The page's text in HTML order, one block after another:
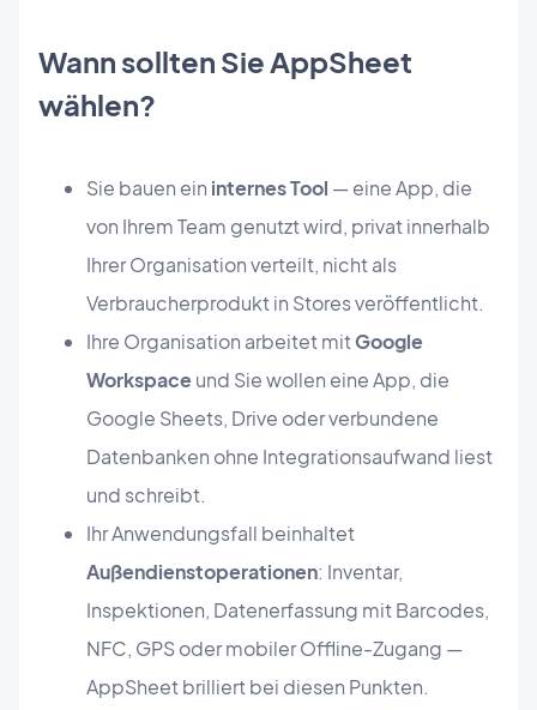
Wann sollten Sie AppSheet
wählen?
Sie bauen ein internes Tool — eine App, die
von Ihrem Team genutzt wird, privat innerhalb
Ihrer Organisation verteilt, nicht als
Verbraucherprodukt in Stores veröffentlicht.
Ihre Organisation arbeitet mitGoogle
Workspaceund Sie wollen eine App, die
Google Sheets, Drive oder verbundene
Datenbanken ohne Integrationsaufwand liest
und schreibt.
Ihr Anwendungsfall beinhaltet
Außendienstoperationen: Inventar,
Inspektionen, Datenerfassung mit Barcodes,
NFC, GPS oder mobiler Offline-Zugang —
AppSheet brilliert bei diesen Punkten.